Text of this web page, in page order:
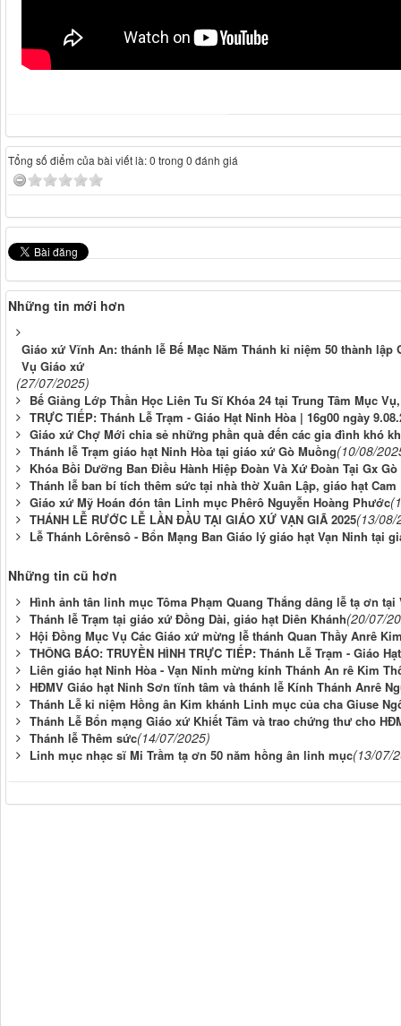
Tổng số điểm của bài viết là: 0 trong 0 đánh giá
Những tin mới hơn
Giáo xứ Vĩnh An: thánh lễ Bế Mạc Năm Thánh kỉ niệm 50 thành
Vụ Giáo xứ
(27/07/2025)
Bế Giảng Lớp Thần Học Liên Tu Sĩ Khóa 24 tại Trung Tâm Mục
TRỰC TIẾP: Thánh Lễ Trạm - Giáo Hạt Ninh Hòa | 16g00 ngày
Giáo xứ Chợ Mới chia sẻ những phần quà đến các gia đình khó
Thánh lễ Trạm giáo hạt Ninh Hòa tại giáo xứ Gò Muồng(10/08/
Khóa Bồi Dưỡng Ban Điều Hành Hiệp Đoàn Và Xứ Đoàn Tại Gx
Thánh lễ ban bí tích thêm sức tại nhà thờ Xuân Lập, giáo hạt Cam
Giáo xứ Mỹ Hoán đón tân Linh mục Phêrô Nguyễn Hoàng Phước
THÁNH LỄ RƯỚC LỄ LẦN ĐẦU TẠI GIÁO XỨ VẠN GIÃ 2025(13/08/
Lễ Thánh Lôrênsô - Bổn Mạng Ban Giáo lý giáo hạt Vạn Ninh tại
Những tin cũ hơn
Hình ảnh tân linh mục Tôma Phạm Quang Thắng dâng lễ tạ ơn tại
Thánh lễ Trạm tại giáo xứ Đồng Dài, giáo hạt Diên Khánh(20/07/
Hội Đồng Mục Vụ Các Giáo xứ mừng lễ thánh Quan Thầy Anrê
THÔNG BÁO: TRUYỀN HÌNH TRỰC TIẾP: Thánh Lễ Trạm - Giáo
Liên giáo hạt Ninh Hòa - Vạn Ninh mừng kính Thánh An rê Kim
HĐMV Giáo hạt Ninh Sơn tĩnh tâm và thánh lễ Kính Thánh Anrê
Thánh Lễ kỉ niệm Hồng ân Kim khánh Linh mục của cha Giuse
Thánh Lễ Bổn mạng Giáo xứ Khiết Tâm và trao chứng thư cho
Thánh lễ Thêm sức(14/07/2025)
Linh mục nhạc sĩ Mi Trầm tạ ơn 50 năm hồng ân linh mục(13/07/